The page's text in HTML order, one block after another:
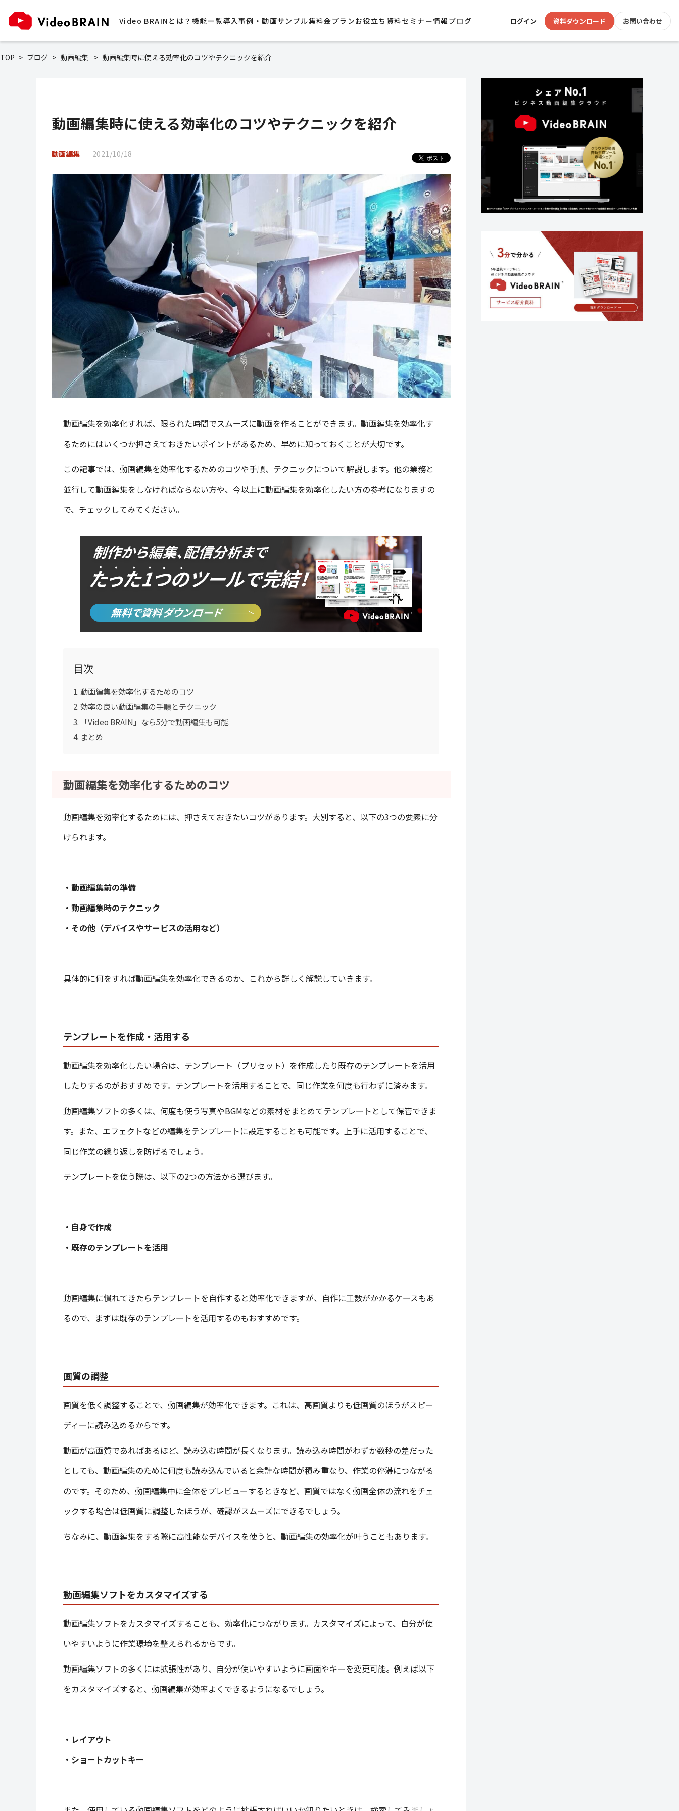
Video BRAINとは？ 機能一覧導入事例・動画サンプル集​料金プランお役立ち資料セミナー情報 ブログ ログイン 資料ダウンロード お問い合わせ
TOP ブログ 動画編集 動画編集時に使える効率化のコツやテクニックを紹介
動画編集時に使える効率化のコツやテクニックを紹介
動画編集 2021/10/18
動画編集を効率化すれば、限られた時間でスムーズに動画を作ることができます。動画編集を効率化す
るためにはいくつか押さえておきたいポイントがあるため、早めに知っておくことが大切です。
この記事では、動画編集を効率化するためのコツや手順、テクニックについて解説します。他の業務と
並行して動画編集をしなければならない方や、今以上に動画編集を効率化したい方の参考になりますの
で、チェックしてみてください。
目次
動画編集を効率化するためのコツ
効率の良い動画編集の手順とテクニック
「Video BRAIN」なら5分で動画編集も可能
まとめ
動画編集を効率化するためのコツ
動画編集を効率化するためには、押さえておきたいコツがあります。大別すると、以下の3つの要素に分
けられます。
・動画編集前の準備
・動画編集時のテクニック
・その他（デバイスやサービスの活用など）
具体的に何をすれば動画編集を効率化できるのか、これから詳しく解説していきます。
テンプレートを作成・活用する
動画編集を効率化したい場合は、テンプレート（プリセット）を作成したり既存のテンプレートを活用
したりするのがおすすめです。テンプレートを活用することで、同じ作業を何度も行わずに済みます。
動画編集ソフトの多くは、何度も使う写真やBGMなどの素材をまとめてテンプレートとして保管できま
す。また、エフェクトなどの編集をテンプレートに設定することも可能です。上手に活用することで、
同じ作業の繰り返しを防げるでしょう。
テンプレートを使う際は、以下の2つの方法から選びます。
・自身で作成
・既存のテンプレートを活用
動画編集に慣れてきたらテンプレートを自作すると効率化できますが、自作に工数がかかるケースもあ
るので、まずは既存のテンプレートを活用するのもおすすめです。
画質の調整
画質を低く調整することで、動画編集が効率化できます。これは、高画質よりも低画質のほうがスピー
ディーに読み込めるからです。
動画が高画質であればあるほど、読み込む時間が長くなります。読み込み時間がわずか数秒の差だった
としても、動画編集のために何度も読み込んでいると余計な時間が積み重なり、作業の停滞につながる
のです。そのため、動画編集中に全体をプレビューするときなど、画質ではなく動画全体の流れをチェ
ックする場合は低画質に調整したほうが、確認がスムーズにできるでしょう。
ちなみに、動画編集をする際に高性能なデバイスを使うと、動画編集の効率化が叶うこともあります。
動画編集ソフトをカスタマイズする
動画編集ソフトをカスタマイズすることも、効率化につながります。カスタマイズによって、自分が使
いやすいように作業環境を整えられるからです。
動画編集ソフトの多くには拡張性があり、自分が使いやすいように画面やキーを変更可能。例えば以下
をカスタマイズすると、動画編集が効率よくできるようになるでしょう。
・レイアウト
・ショートカットキー